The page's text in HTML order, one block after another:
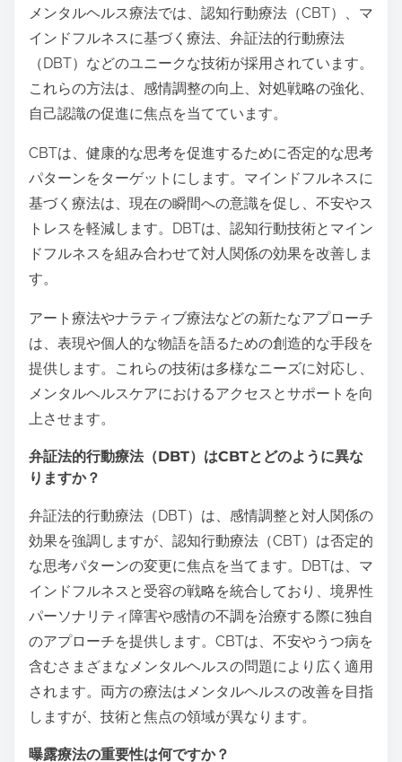
メンタルヘルス療法では、認知行動療法（CBT）、マ
インドフルネスに基づく療法、弁証法的行動療法
（DBT）などのユニークな技術が採用されています。
これらの方法は、感情調整の向上、対処戦略の強化、
自己認識の促進に焦点を当てています。
CBTは、健康的な思考を促進するために否定的な思考
パターンをターゲットにします。マインドフルネスに
基づく療法は、現在の瞬間への意識を促し、不安やス
トレスを軽減します。DBTは、認知行動技術とマイン
ドフルネスを組み合わせて対人関係の効果を改善しま
す。
アート療法やナラティブ療法などの新たなアプローチ
は、表現や個人的な物語を語るための創造的な手段を
提供します。これらの技術は多様なニーズに対応し、
メンタルヘルスケアにおけるアクセスとサポートを向
上させます。
弁証法的行動療法（DBT）はCBTとどのように異な
りますか？
弁証法的行動療法（DBT）は、感情調整と対人関係の
効果を強調しますが、認知行動療法（CBT）は否定的
な思考パターンの変更に焦点を当てます。DBTは、マ
インドフルネスと受容の戦略を統合しており、境界性
パーソナリティ障害や感情の不調を治療する際に独自
のアプローチを提供します。CBTは、不安やうつ病を
含むさまざまなメンタルヘルスの問題により広く適用
されます。両方の療法はメンタルヘルスの改善を目指
しますが、技術と焦点の領域が異なります。
曝露療法の重要性は何ですか？